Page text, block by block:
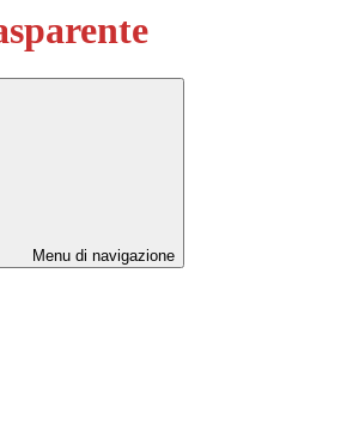
Menu di navigazione